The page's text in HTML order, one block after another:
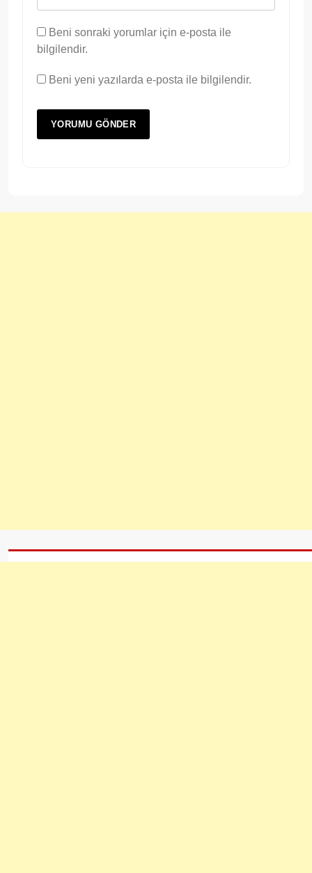
Beni sonraki yorumlar için e-posta ile
bilgilendir.
Beni yeni yazılarda e-posta ile bilgilendir.